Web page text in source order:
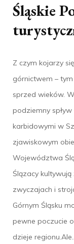
Śląskie
Z czym kojarzy
górnictwem –
sprzed wieków.
podziemny
karbidowymi w
zjawiskowym
Województwa
Ślązacy
zwyczajach i
Górnym Śląsku
pewne poczucie
dzieje